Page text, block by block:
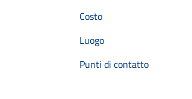
Costo
Luogo
Punti di contatto